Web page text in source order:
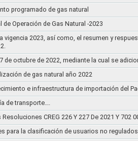
programado de gas natural
Operación de Gas Natural -2023
vigencia 2023, así como, el resumen y
7 de octubre de 2022, mediante la cual se
de gas natural año 2022
e infraestructura de importación del
de transporte….
CREG 226 Y 227 De 2021 Y 702
para la clasificación de usuarios no